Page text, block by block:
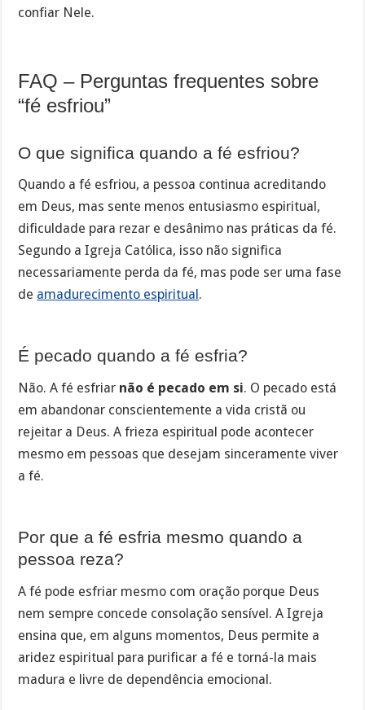
confiar Nele.
FAQ – Perguntas frequentes sobre
“fé esfriou”
O que significa quando a fé esfriou?
Quando a fé esfriou, a pessoa continua acreditando
em Deus, mas sente menos entusiasmo espiritual,
dificuldade para rezar e desânimo nas práticas da fé.
Segundo a Igreja Católica, isso não significa
necessariamente perda da fé, mas pode ser uma fase
de amadurecimento espiritual .
É pecado quando a fé esfria?
Não. A fé esfriar não é pecado em si. O pecado está
em abandonar conscientemente a vida cristã ou
rejeitar a Deus. A frieza espiritual pode acontecer
mesmo em pessoas que desejam sinceramente viver
a fé.
Por que a fé esfria mesmo quando a
pessoa reza?
A fé pode esfriar mesmo com oração porque Deus
nem sempre concede consolação sensível. A Igreja
ensina que, em alguns momentos, Deus permite a
aridez espiritual para purificar a fé e torná-la mais
madura e livre de dependência emocional.